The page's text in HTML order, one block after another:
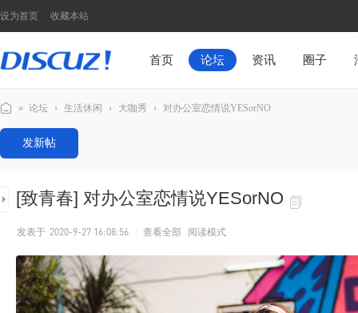
设为首页 收藏本站
首页 论坛 资讯 圈子
Di
sc
z!
» 论坛 › 生活休闲 › 大咖秀 › 对办公室恋情说YESorNO
发新帖
[致青春] 对办公室恋情说YESorNO
发表于 2020-9-27 16:08:56 查看全部 阅读模式